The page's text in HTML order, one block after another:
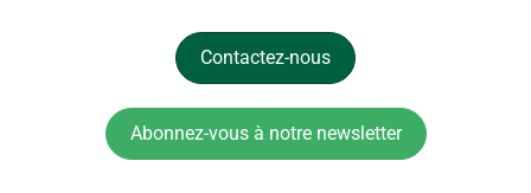
Contactez-nous
Abonnez-vous à notre newsletter